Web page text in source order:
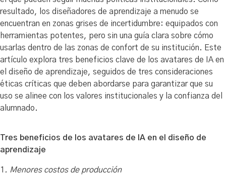
resultado, los diseñadores de aprendizaje a menudo se
encuentran en zonas grises de incertidumbre: equipados con
herramientas potentes, pero sin una guía clara sobre cómo
usarlas dentro de las zonas de confort de su institución. Este
artículo explora tres beneficios clave de los avatares de IA en
el diseño de aprendizaje, seguidos de tres consideraciones
éticas críticas que deben abordarse para garantizar que su
uso se alinee con los valores institucionales y la confianza del
alumnado.
Tres beneficios de los avatares de IA en el diseño de
aprendizaje
1 . Menores costos de producción